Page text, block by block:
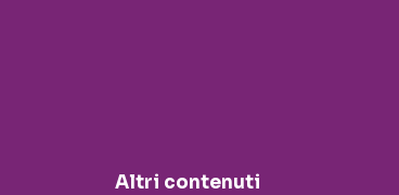
Altri contenuti